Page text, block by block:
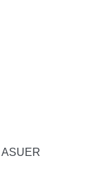
ASUER